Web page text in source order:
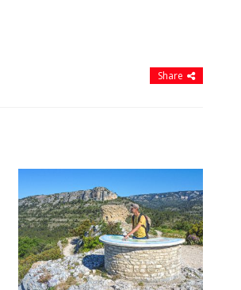
Share